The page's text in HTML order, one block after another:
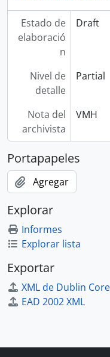
Estado de
elaboració
n
Draft
Nivel de
detalle
Partial
Nota del
archivista
VMH
Portapapeles
Agregar
Explorar
Informes
Explorar lista
Exportar
XML de Dublin
EAD 2002 XML